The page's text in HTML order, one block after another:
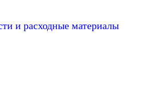
и расходные материалы